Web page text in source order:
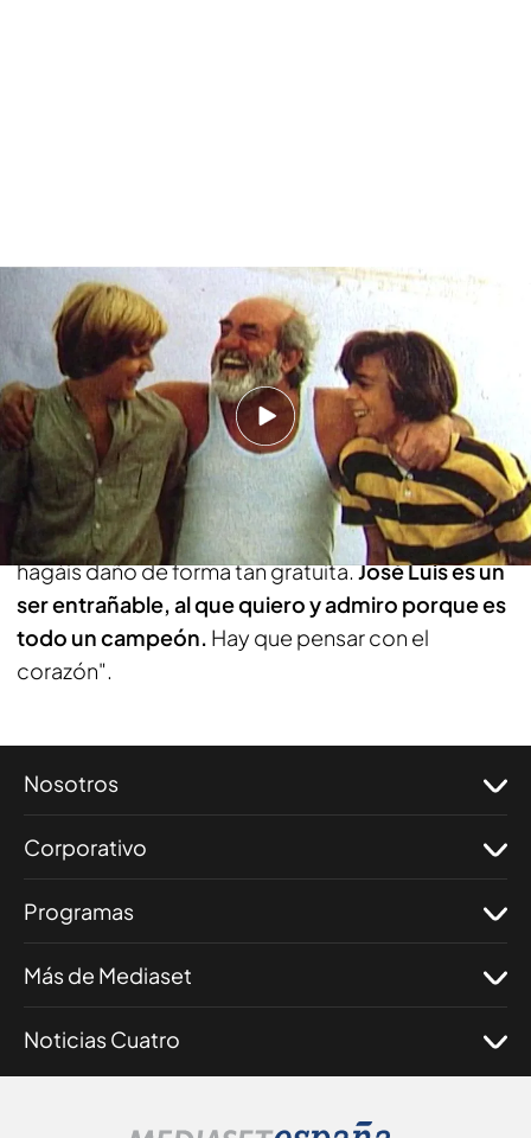
No habrá un reencuentro de 'Verano azul'
Todo ha surgido después de unas declaraciones
de la actrizMaría Garralónpero ella no dio a
entender en ningún momento que su compañero
de la serie estuviera ingresado en un centro
psiquiátrico,"cómo me duele que alguien sin
escrúpulos ponga en mi boca cosas que yo no
he dicho", ha escrito en sus redes sociales, "no
hagáis daño de forma tan gratuita.José Luis es un
ser entrañable, al que quiero y admiro porque es
todo un campeón. Hay que pensar con el
corazón".
Nosotros
Corporativo
Programas
Más de Mediaset
Noticias Cuatro